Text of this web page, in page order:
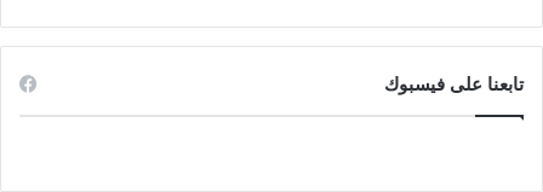
تابعنا على فيسبوك